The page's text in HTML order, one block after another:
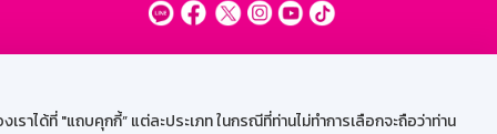
ได้ที่ "แถบคุกกี้” แต่ละประเภท ในกรณีที่ท่านไม่ทำการเลือกจะถือว่าท่าน